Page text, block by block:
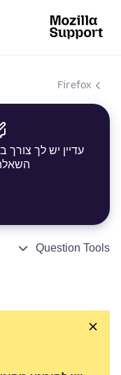
Firefox
עדיין יש לך
Question Tools